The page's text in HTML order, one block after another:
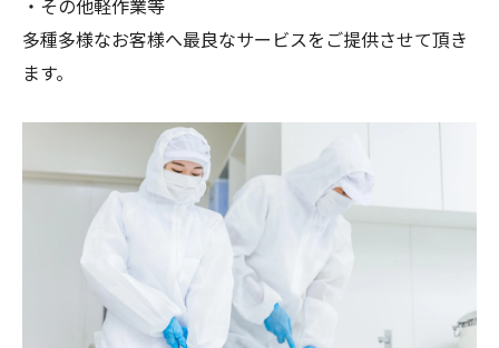
・その他軽作業等
多種多様なお客様へ最良なサービスをご提供させて頂き
ます。